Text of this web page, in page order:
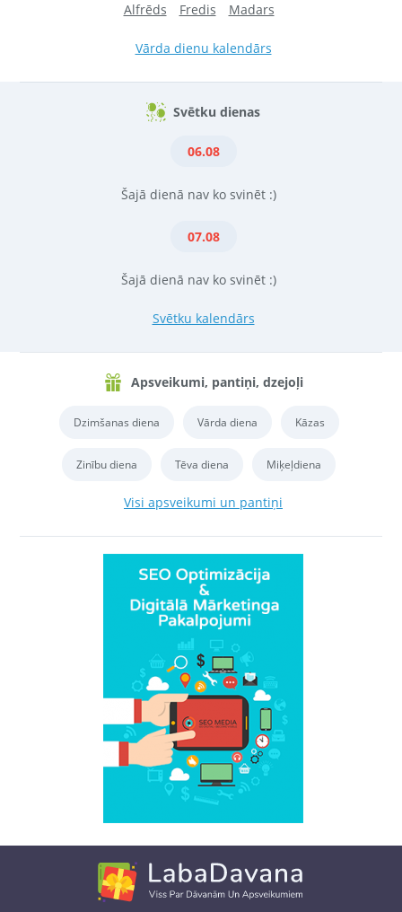
Alfrēds Fredis Madars
Vārda dienu kalendārs
Svētku dienas
06.08
Šajā dienā nav ko svinēt :)
07.08
Šajā dienā nav ko svinēt :)
Svētku kalendārs
Apsveikumi, pantiņi, dzejoļi
Dzimšanas diena Vārda diena Kāzas
Zinību diena Tēva diena Miķeļdiena
Visi apsveikumi un pantiņi